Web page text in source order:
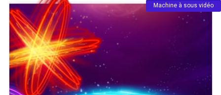
Machine à sous vidéo